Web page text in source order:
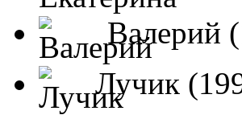
Валерий
Лучик